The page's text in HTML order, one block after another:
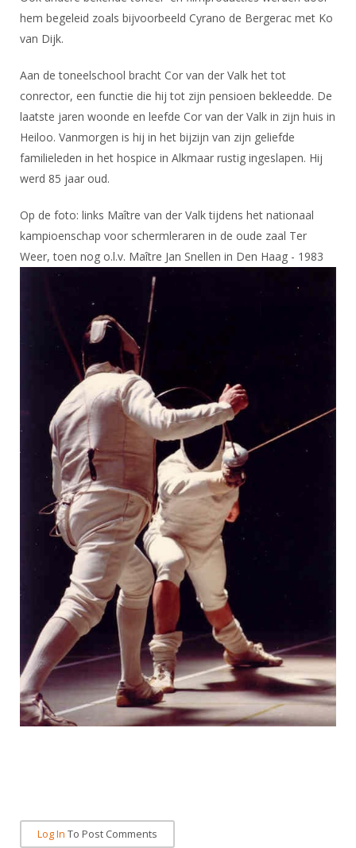
hem begeleid zoals bijvoorbeeld Cyrano de Bergerac met Ko
van Dijk.
Aan de toneelschool bracht Cor van der Valk het tot
conrector, een functie die hij tot zijn pensioen bekleedde. De
laatste jaren woonde en leefde Cor van der Valk in zijn huis in
Heiloo. Vanmorgen is hij in het bijzijn van zijn geliefde
familieleden in het hospice in Alkmaar rustig ingeslapen. Hij
werd 85 jaar oud.
Op de foto: links Maître van der Valk tijdens het nationaal
kampioenschap voor schermleraren in de oude zaal Ter
Weer, toen nog o.l.v. Maître Jan Snellen in Den Haag - 1983
Log In To Post Comments